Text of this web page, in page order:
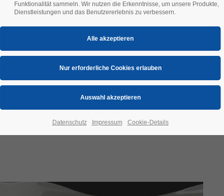
Funktionalität sammeln. Wir nutzen die Erkenntnisse, um unsere Produkte,
Dienstleistungen und das Benutzererlebnis zu verbessern.
Datenschutz Impressum Cookie-Details